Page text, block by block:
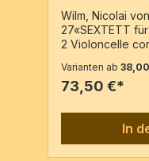
Wilm, Nicolai
27«SEXTETT
2 Violoncelle
Rahter, PN:
VcPartitur & 6
Varianten ab
73,50 €*
In